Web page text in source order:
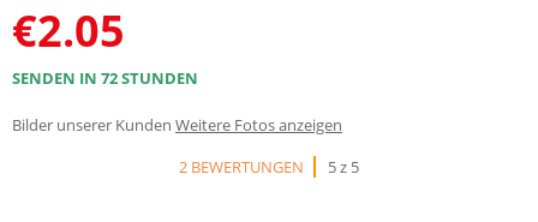
€2.05
SENDEN IN 72 STUNDEN
Bilder unserer Kunden Weitere Fotos anzeigen
2 BEWERTUNGEN
5 z 5